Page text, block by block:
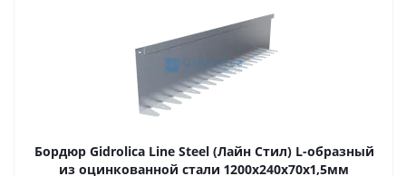
Бордюр Gidrolica Line Steel (Лайн Стил) L-образный
из оцинкованной стали 1200х240х70х1,5мм